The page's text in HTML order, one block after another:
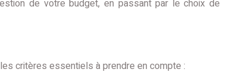
de votre budget, en passant par le choix de
critères essentiels à prendre en compte :